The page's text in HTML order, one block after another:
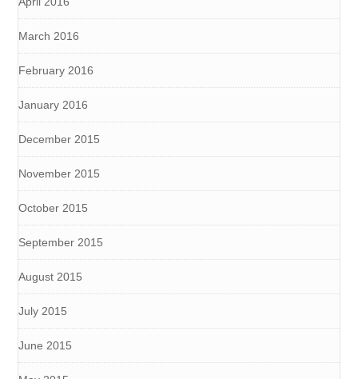
March 2016
February 2016
January 2016
December 2015
November 2015
October 2015
September 2015
August 2015
July 2015
June 2015